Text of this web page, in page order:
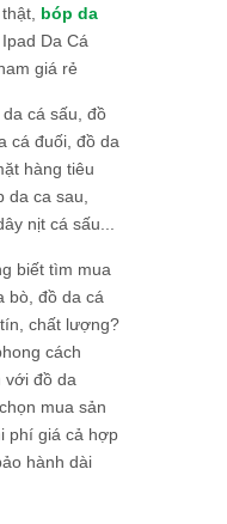
bóp da
Da Cá
giá rẻ
cá sấu, đồ
cá đuối, đồ da
hàng tiêu
da ca sau,
nịt cá sấu...
biết tìm mua
bò, đồ da cá
chất lượng?
cách
với đồ da
mua sản
phí giá cả hợp
hành dài